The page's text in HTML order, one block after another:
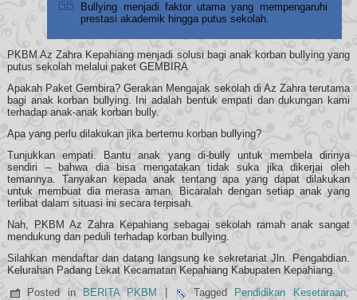
Bullying menjadi faktor utama yang mempengaruhi
prestasi akademik hingga putus sekolah.
PKBM Az Zahra Kepahiang menjadi solusi bagi anak korban bullying yang
putus sekolah melalui paket GEMBIRA
Apakah Paket Gembira? Gerakan Mengajak sekolah di Az Zahra terutama
bagi anak korban bullying. Ini adalah bentuk empati dan dukungan kami
terhadap anak-anak korban bully.
Apa yang perlu dilakukan jika bertemu korban bullying?
Tunjukkan empati. Bantu anak yang di-bully untuk membela dirinya
sendiri – bahwa dia bisa mengatakan tidak suka jika dikerjai oleh
temannya. Tanyakan kepada anak tentang apa yang dapat dilakukan
untuk membuat dia merasa aman. Bicaralah dengan setiap anak yang
terlibat dalam situasi ini secara terpisah.
Nah, PKBM Az Zahra Kepahiang sebagai sekolah ramah anak sangat
mendukung dan peduli terhadap korban bullying.
Silahkan mendaftar dan datang langsung ke sekretariat Jln. Pengabdian.
Kelurahan Padang Lekat Kecamatan Kepahiang Kabupaten Kepahiang.
Posted in
BERITA PKBM Tagged Pendidikan Kesetaraan,